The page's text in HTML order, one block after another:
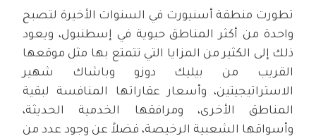
تطورت منطقة أسنيورت في السنوات الأخيرة لتصبح
واحدة من أكثر المناطق حيوية في إسطنبول، ويعود
ذلك إلى الكثير من المزايا التي تتمتع بها مثل موقعها
القريب من بيليك دوزو وباشاك شهير
الاستراتيجيتين، وأسعار عقاراتها المنافسة لبقية
المناطق الأخرى، ومرافقها الخدمية الحديثة،
وأسواقها الشعبية الرخيصة، فضلاً عن وجود عدد من